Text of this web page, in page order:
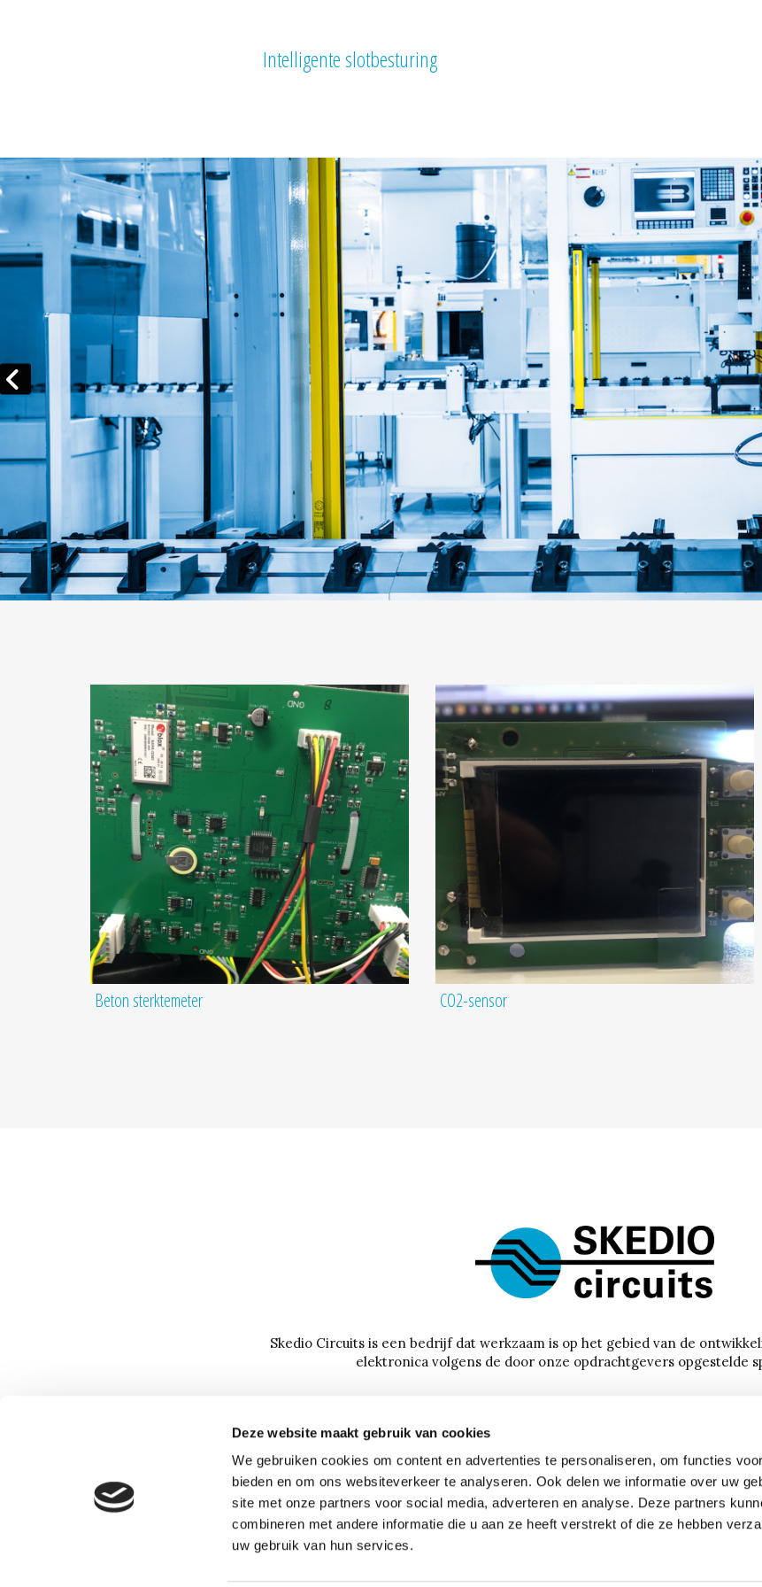
Deze website maakt gebruik van cookies
We gebruiken cookies om content en advertenties te personaliseren, om functies
bieden en om ons websiteverkeer te analyseren. Ook delen we informatie over uw
site met onze partners voor social media, adverteren en analyse. Deze partners
combineren met andere informatie die u aan ze heeft verstrekt of die ze hebben
uw gebruik van hun services.
Intelligente slotbesturing
Beton sterktemeter CO2-sensor
Skedio Circuits is een bedrijf dat werkzaam is op het gebied van de
elektronica volgens de door onze opdrachtgevers opgestelde
info@skediocircuits.nl
Segment 25, 6921 RC Duiven